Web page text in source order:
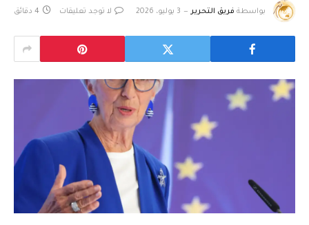
بواسطة فريق التحرير 3 يوليو، 2026 لا توجد تعليقات 4 دقائق